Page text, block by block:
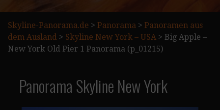
Skyline-Panorama.de > Panorama > Panoramen aus
dem Ausland > Skyline New York – USA > Big Apple –
New York Old Pier 1 Panorama (p_01215)
Panorama Skyline New York